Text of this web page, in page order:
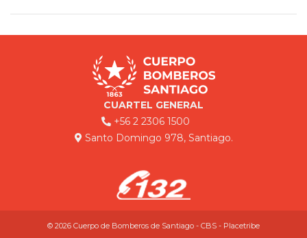
CUARTEL GENERAL
+56 2 2306 1500
Santo Domingo 978, Santiago.
© 2026 Cuerpo de Bomberos de Santiago - CBS - Placetribe